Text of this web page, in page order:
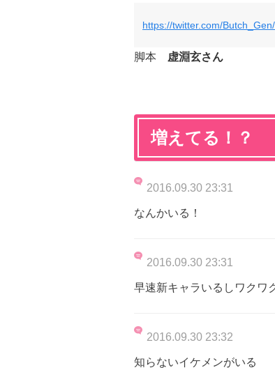
https://twitter.com/
脚本 虚淵玄さん
増えてる！？
2016.09.30 23:31
なんかいる！
2016.09.30 23:31
早速新キャラいるしワクワ
2016.09.30 23:32
知らないイケメンがいる